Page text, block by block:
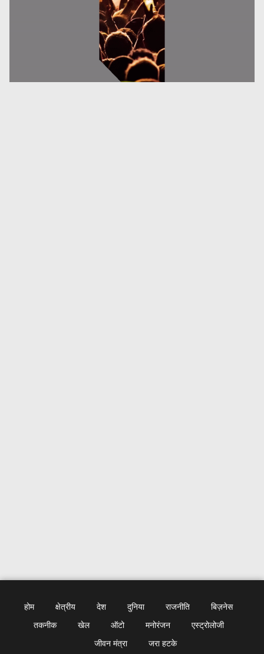
होम क्षेत्रीय देश दुनिया राजनीति
बिज़नेस
तकनीक
खेल ऑटो मनोरंजन
एस्ट्रोलोजी
जीवन मंत्रा
जरा हटके